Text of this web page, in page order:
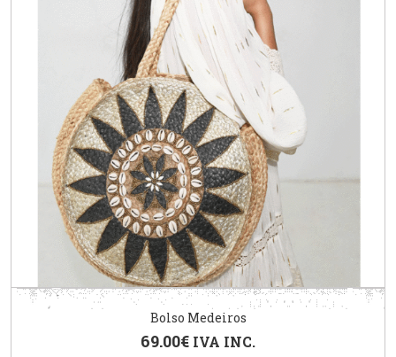
Bolso Medeiros
69.00€ IVA INC.